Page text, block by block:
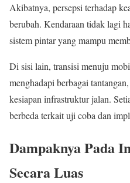
Akibatnya, persepsi terhadap
berubah. Kendaraan tidak lagi
sistem pintar yang mampu
Di sisi lain, transisi menuju
menghadapi berbagai
kesiapan infrastruktur jalan.
berbeda terkait uji coba dan
Dampaknya Pada
Secara Luas